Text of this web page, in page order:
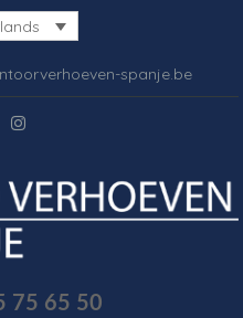
spanje.be
75 65 50